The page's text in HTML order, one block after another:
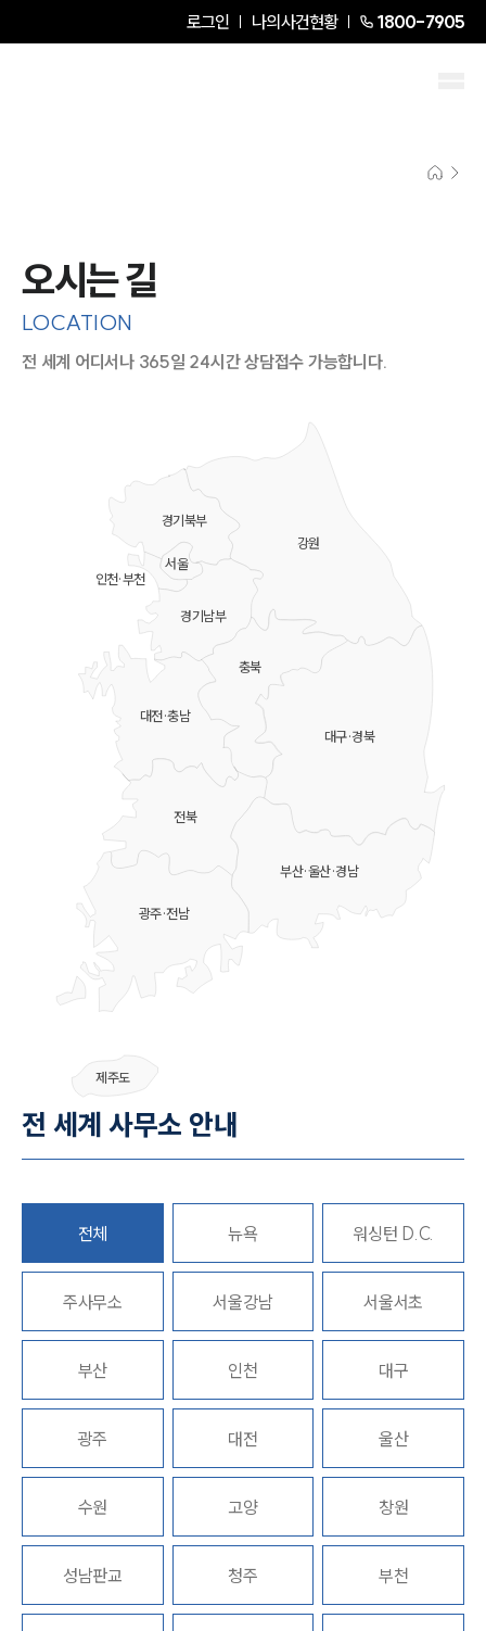
로그인 나의사건현황 1800-7905
그룹소개
대륜의 강점
오시는 길
고객의 소리
통합검색
AI대륜
업무사례
사례분석/최신동향
법률정보
법률지식인
고객후기
업무분야
전체
오시는 길
LOCATION
전 세계 어디서나 365일 24시간 상담접수 가능합니다.
강원
충북
대전·충남
대구·경북
부산·울산·경남
전북
광주·전남
제주도
경기북부
경기남부
서울
인천·부천
전 세계 사무소 안내
전체 뉴욕 워싱턴 D.C.
주사무소 서울강남 서울서초
부산 인천 대구
광주 대전 울산
수원 고양 창원
성남판교 청주 부천